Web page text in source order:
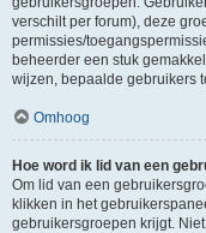
verschilt per forum), deze
permissies/
beheerder een stuk
wijzen, bepaalde gebruikers
Omhoog
Hoe word ik lid van een
Om lid van een
klikken in het
gebruikersgroepen krijgt.